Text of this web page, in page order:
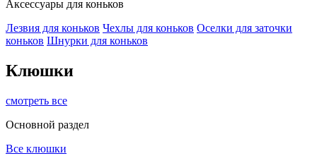
Аксессуары для коньков
Лезвия для коньков Чехлы для коньков Оселки для заточки
коньков Шнурки для коньков
Клюшки
смотреть все
Основной раздел
Все клюшки